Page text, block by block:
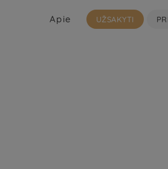
Apie UŽSAKYTI